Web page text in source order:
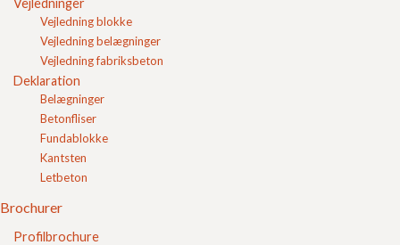
Vejledning blokke
Vejledning belægninger
Vejledning fabriksbeton
Deklaration
Belægninger
Betonfliser
Fundablokke
Kantsten
Letbeton
Brochurer
Profilbrochure
Miljø
Film om FC Beton A/S
Sponsorater
Link til www.fc-beton.dk
Infografik
Kontakt
Login
Indkøbskurv
FC Kvalitet
Se vores kvalitetssikring her